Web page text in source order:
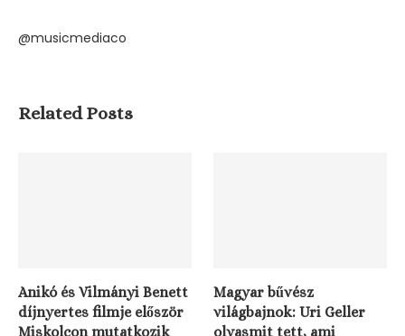
@musicmediaco
Related Posts
Anikó és Vilmányi Benett
díjnyertes filmje először
Miskolcon mutatkozik
Magyar bűvész
világbajnok: Uri Geller
olyasmit tett, ami